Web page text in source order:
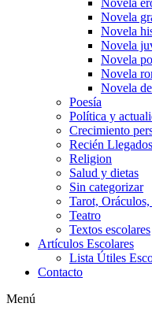
Novela
Novela
Novela
Novela
Novela
Novela
Novela
Poesía
Política y
Crecimiento
Recién Llegados
Religion
Salud y dietas
Sin categorizar
Tarot,
Teatro
Textos escolares
Artículos Escolares
Lista Útiles
Contacto
Menú